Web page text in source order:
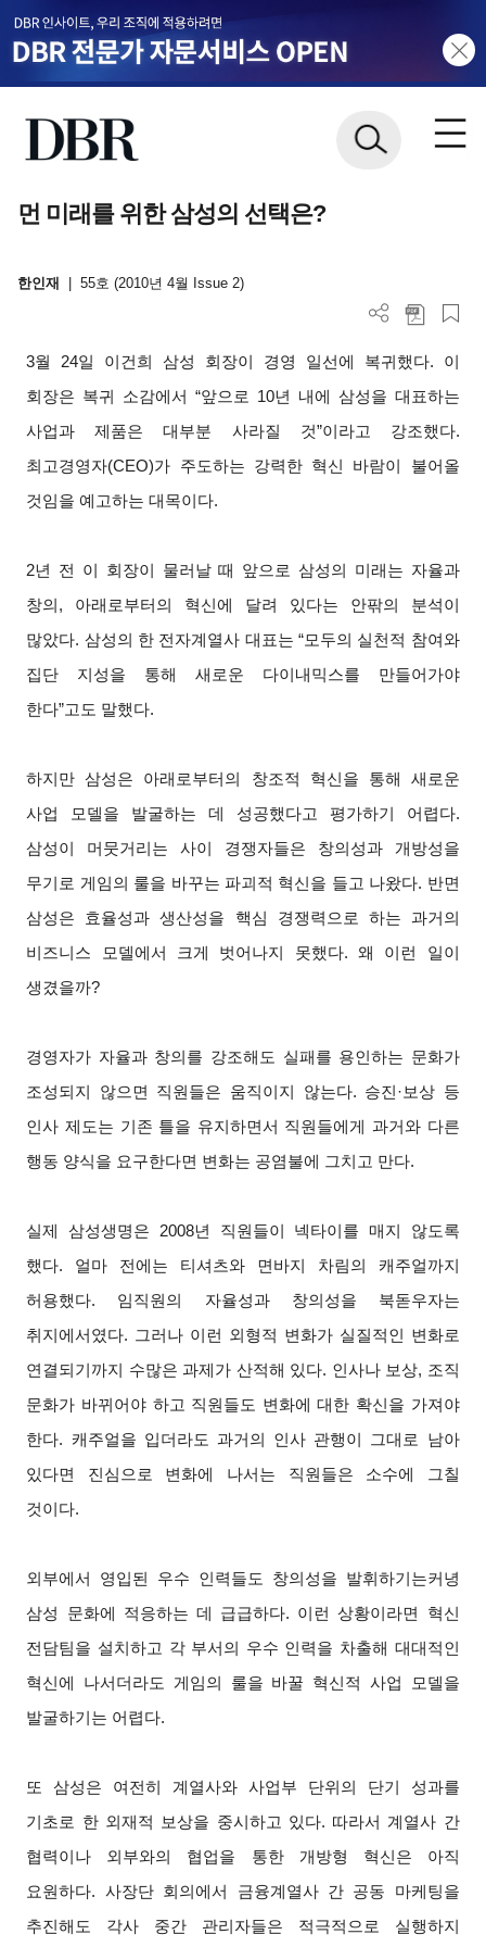
먼 미래를 위한 삼성의 선택은?
한인재 55호 (2010년 4월 Issue 2)
3월 24일 이건희 삼성 회장이 경영 일선에 복귀했다. 이
회장은 복귀 소감에서 “앞으로 10년 내에 삼성을 대표하는
사업과 제품은 대부분 사라질 것”이라고 강조했다.
최고경영자(CEO)가 주도하는 강력한 혁신 바람이 불어올
것임을 예고하는 대목이다.
2년 전 이 회장이 물러날 때 앞으로 삼성의 미래는 자율과
창의, 아래로부터의 혁신에 달려 있다는 안팎의 분석이
많았다. 삼성의 한 전자계열사 대표는 “모두의 실천적 참여와
집단 지성을 통해 새로운 다이내믹스를 만들어가야
한다”고도 말했다.
하지만 삼성은 아래로부터의 창조적 혁신을 통해 새로운
사업 모델을 발굴하는 데 성공했다고 평가하기 어렵다.
삼성이 머뭇거리는 사이 경쟁자들은 창의성과 개방성을
무기로 게임의 룰을 바꾸는 파괴적 혁신을 들고 나왔다. 반면
삼성은 효율성과 생산성을 핵심 경쟁력으로 하는 과거의
비즈니스 모델에서 크게 벗어나지 못했다. 왜 이런 일이
생겼을까?
경영자가 자율과 창의를 강조해도 실패를 용인하는 문화가
조성되지 않으면 직원들은 움직이지 않는다. 승진·보상 등
인사 제도는 기존 틀을 유지하면서 직원들에게 과거와 다른
행동 양식을 요구한다면 변화는 공염불에 그치고 만다.
실제 삼성생명은 2008년 직원들이 넥타이를 매지 않도록
했다. 얼마 전에는 티셔츠와 면바지 차림의 캐주얼까지
허용했다. 임직원의 자율성과 창의성을 북돋우자는
취지에서였다. 그러나 이런 외형적 변화가 실질적인 변화로
연결되기까지 수많은 과제가 산적해 있다. 인사나 보상, 조직
문화가 바뀌어야 하고 직원들도 변화에 대한 확신을 가져야
한다. 캐주얼을 입더라도 과거의 인사 관행이 그대로 남아
있다면 진심으로 변화에 나서는 직원들은 소수에 그칠
것이다.
외부에서 영입된 우수 인력들도 창의성을 발휘하기는커녕
삼성 문화에 적응하는 데 급급하다. 이런 상황이라면 혁신
전담팀을 설치하고 각 부서의 우수 인력을 차출해 대대적인
혁신에 나서더라도 게임의 룰을 바꿀 혁신적 사업 모델을
발굴하기는 어렵다.
또 삼성은 여전히 계열사와 사업부 단위의 단기 성과를
기초로 한 외재적 보상을 중시하고 있다. 따라서 계열사 간
협력이나 외부와의 협업을 통한 개방형 혁신은 아직
요원하다. 사장단 회의에서 금융계열사 간 공동 마케팅을
추진해도 각사 중간 관리자들은 적극적으로 실행하지